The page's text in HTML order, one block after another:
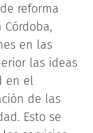
reforma
en las
las ideas
en el
de las
Esto se